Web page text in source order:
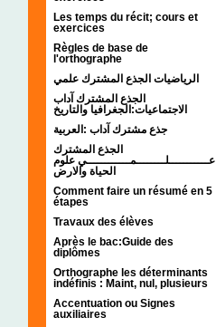
Les temps du récit; cours et
exercices
Règles de base de
l'orthographe
الرياضيات الجذع المشترك علمي
الجذع المشترك آداب
الاجتماعيات:الجغرافيا والتاريخ
جذع مشترك آداب :العربية
الجذع المشترك
عـــــــــــلــــــــمــــــــــــي علوم
الحياة والارض
Comment faire un résumé en 5
étapes
Travaux des élèves
Après le bac:Guide des
diplômes
Orthographe les déterminants
indéfinis : Maint, nul, plusieurs
Accentuation ou Signes
auxiliaires